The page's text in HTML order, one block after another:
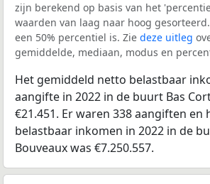
zijn berekend op basis van het
waarden van laag naar hoog
een 50% percentiel is. Zie deze uitleg
gemiddelde, mediaan, modus en
Het gemiddeld netto belastbaar
aangifte in 2022 in de buurt Bas
€21.451. Er waren 338 aangiften
belastbaar inkomen in 2022 in de
Bouveaux was €7.250.557.